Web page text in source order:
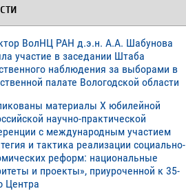
ВолНЦ РАН д.э.н. А.А. Шабунова
участие в заседании Штаба
наблюдения за выборами в
палате Вологодской области
материалы X юбилейной
научно-практической
с международным участием
и тактика реализации социально-
реформ: национальные
и проекты», приуроченной к 35-
Центра